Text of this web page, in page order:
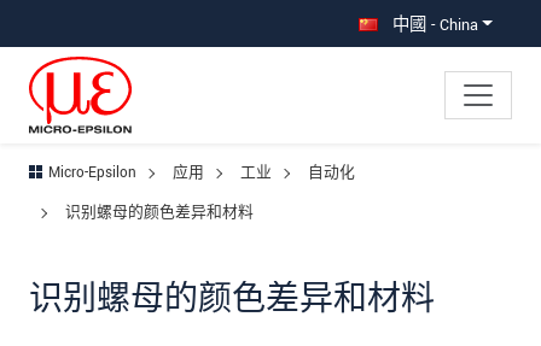
中國 - China
Micro-Epsilon 应用 工业
自动化
识别螺母的颜色差异和材料
识别螺母的颜色差异和材料